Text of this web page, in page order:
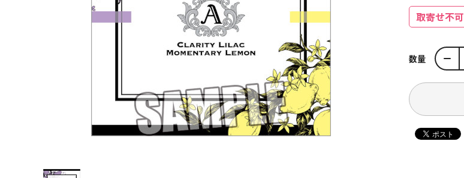
取寄せ不可
数量